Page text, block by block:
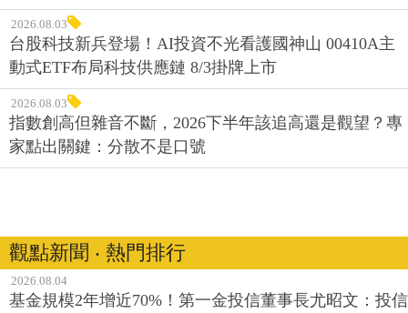
台股科技新兵登場！AI投資不光看護國神山 00410A主
動式ETF布局科技供應鏈 8/3掛牌上市
指數創高但雜音不斷，2026下半年該追高還是觀望？專
家點出關鍵：分散不是口號
觀點新聞 ‧ 熱門排行
2026.08.04
基金規模2年增近70%！第一金投信董事長尤昭文：投信
迎向大資產管理時代